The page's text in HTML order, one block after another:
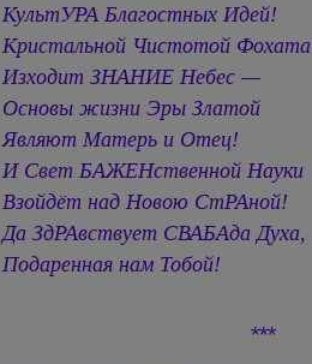
КультУРА Благостных Идей!
Кристальной Чистотой Фохата
Изходит ЗНАНИЕ Небес —
Основы жизни Эры Златой
Являют Матерь и Отец!
И Свет БАЖЕНственной Науки
Взойдёт над Новою СтРАной!
Да ЗдРАвствует СВАБАда Духа,
Подаренная нам Тобой!
***